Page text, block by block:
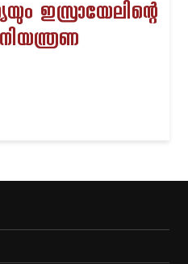
ഇസ്രായേലിന്റെ